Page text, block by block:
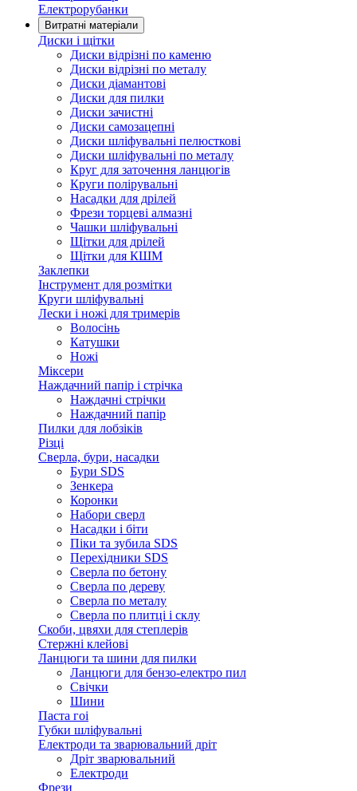
Електрорубанки
Витратні матеріали
Диски і щітки
Диски відрізні по каменю
Диски відрізні по металу
Диски діамантові
Диски для пилки
Диски зачистні
Диски самозацепні
Диски шліфувальні пелюсткові
Диски шліфувальні по металу
Круг для заточення ланцюгів
Круги полірувальні
Насадки для дрілей
Фрези торцеві алмазні
Чашки шліфувальні
Щітки для дрілей
Щітки для КШМ
Заклепки
Інструмент для розмітки
Круги шліфувальні
Лески і ножі для тримерів
Волосінь
Катушки
Ножі
Міксери
Наждачний папір і стрічка
Наждачні стрічки
Наждачний папір
Пилки для лобзіків
Різці
Сверла, бури, насадки
Бури SDS
Зенкера
Коронки
Набори сверл
Насадки і біти
Піки та зубила SDS
Перехідники SDS
Сверла по бетону
Сверла по дереву
Сверла по металу
Сверла по плитці і склу
Скоби, цвяхи для степлерів
Стержні клейові
Ланцюги та шини для пилки
Ланцюги для бензо-електро пил
Свічки
Шини
Паста гоі
Губки шліфувальні
Електроди та зварювальний дріт
Дріт зварювальний
Електроди
Фрези